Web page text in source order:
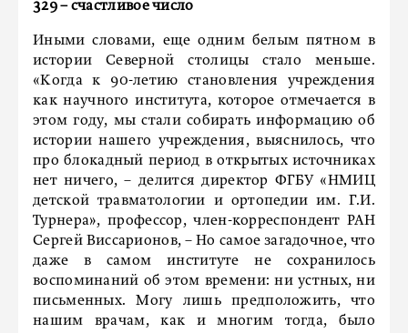
329 – счастливое число
Иными словами, еще одним белым пятном в
истории Северной столицы стало меньше.
«Когда к 90-летию становления учреждения
как научного института, которое отмечается в
этом году, мы стали собирать информацию об
истории нашего учреждения, выяснилось, что
про блокадный период в открытых источниках
нет ничего, – делится директор ФГБУ «НМИЦ
детской травматологии и ортопедии им. Г.И.
Турнера», профессор, член-корреспондент РАН
Сергей Виссарионов, – Но самое загадочное, что
даже в самом институте не сохранилось
воспоминаний об этом времени: ни устных, ни
письменных. Могу лишь предположить, что
нашим врачам, как и многим тогда, было